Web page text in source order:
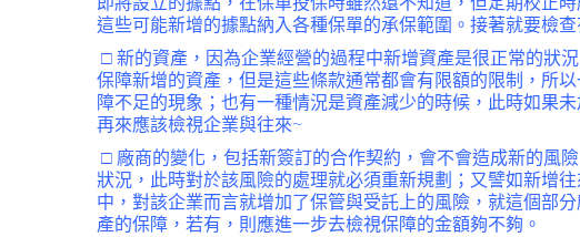
這些可能新增的據點納入各種保單的承保範圍。接著就要檢
□ 新的資產，因為企業經營的過程中新增資產是很正常的狀
保障新增的資產，但是這些條款通常都會有限額的限制，所
障不足的現象；也有一種情況是資產減少的時候，此時如果
再來應該檢視企業與往來~
□ 廠商的變化，包括新簽訂的合作契約，會不會造成新的風
狀況，此時對於該風險的處理就必須重新規劃；又譬如新增
中，對該企業而言就增加了保管與受託上的風險，就這個部
產的保障，若有，則應進一步去檢視保障的金額夠不夠。